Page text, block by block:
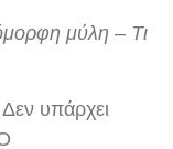
μύλη – Τι
υπάρχει